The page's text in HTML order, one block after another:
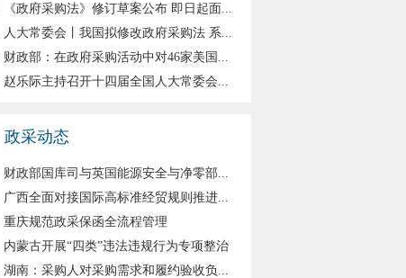
《政府采购法》修订草案公布 即日起面...
人大常委会丨我国拟修改政府采购法 系...
财政部：在政府采购活动中对46家美国...
赵乐际主持召开十四届全国人大常委会...
政采动态
财政部国库司与英国能源安全与净零部...
广西全面对接国际高标准经贸规则推进...
重庆规范政采保函全流程管理
内蒙古开展“四类”违法违规行为专项整治
湖南：采购人对采购需求和履约验收负...